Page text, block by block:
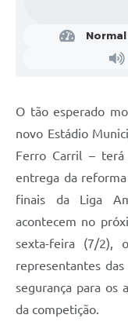
Contas Públicas
Links
Telefones Úteis
Termos de Uso &
O tão esperado
novo Estádio
Ferro Carril –
entrega da reforma
finais da Liga
acontecem no
sexta-feira (7/2),
representantes
segurança para os
da competição.